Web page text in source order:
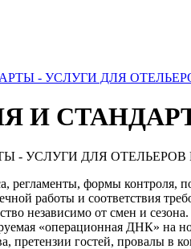
- УСЛУГИ ДЛЯ
И
регламенты, формы контроля,
работы и соответствия
независимо от смен и сезона.
«операционная ДНК» на
претензии гостей, провалы в